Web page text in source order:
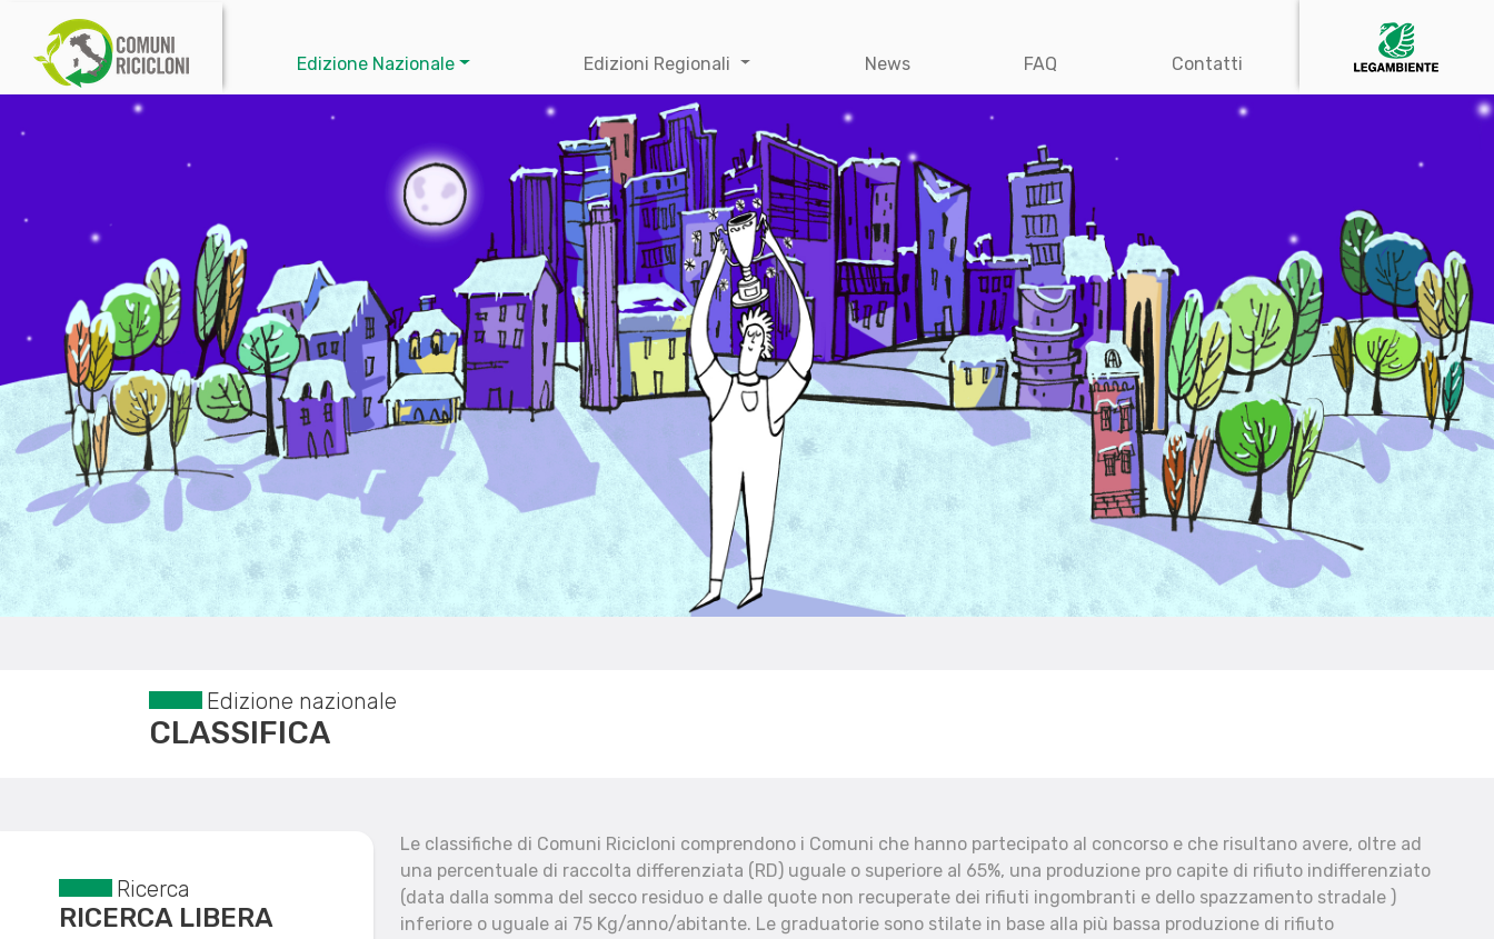
Edizione Nazionale Edizioni Regionali News FAQ Contatti
Edizione nazionale
CLASSIFICA
Reset filtri
Ricerca
RICERCA LIBERA
Le classifiche di Comuni Ricicloni comprendono i Comuni che hanno partecipato al concorso e che risultano avere, oltre ad
una percentuale di raccolta differenziata (RD) uguale o superiore al 65%, una produzione pro capite di rifiuto indifferenziato
(data dalla somma del secco residuo e dalle quote non recuperate dei rifiuti ingombranti e dello spazzamento stradale )
inferiore o uguale ai 75 Kg/anno/abitante. Le graduatorie sono stilate in base alla più bassa produzione di rifiuto